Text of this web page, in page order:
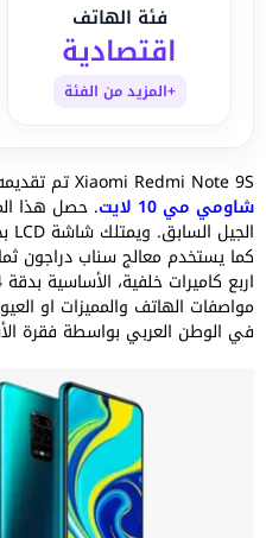
فئة الهاتف
اقتصادية
+المزيد من الفئة
Xiaomi Redmi Note 9S تم تقديمه في مارس 2020 إلى جانب
شاومي مي 10 لايت . حصل هذا
كما يستخدم معالج سناب دراجون
مواصفات الهاتف والمميزات او
في الوطن العربي بواسطة فقرة